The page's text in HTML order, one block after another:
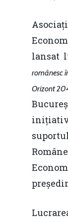
lansat
românesc
Orizont